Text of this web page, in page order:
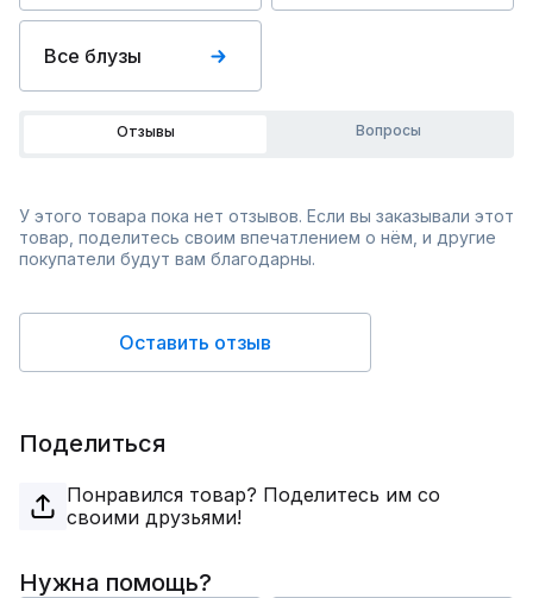
Все блузы
Отзывы Вопросы
У этого товара пока нет отзывов. Если вы заказывали этот
товар, поделитесь своим впечатлением о нём, и другие
покупатели будут вам благодарны.
Оставить отзыв
Поделиться
Понравился товар? Поделитесь им со
своими друзьями!
Нужна помощь?